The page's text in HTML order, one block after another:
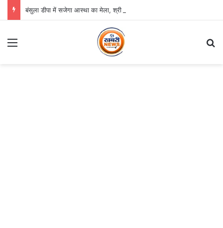
बंसुला डीपा में सजेगा आस्था का मेला, श्री जगन्नाथ झूलन रथयात्रा कल से